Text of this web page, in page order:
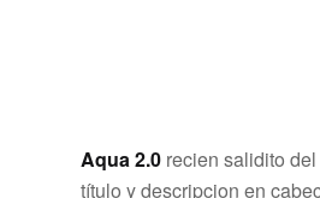
Aqua 2.0 recien salidito
título y descripcion en